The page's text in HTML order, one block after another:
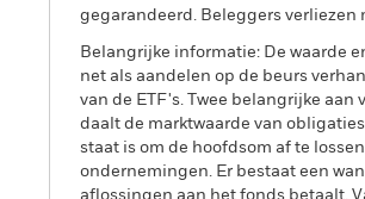
gegarandeerd. Beleggers
Belangrijke informatie: De waarde
net als aandelen op de beurs
van de ETF's. Twee belangrijke
daalt de marktwaarde van
staat is om de hoofdsom af te
ondernemingen. Er bestaat een
aflossingen aan het fonds betaalt.